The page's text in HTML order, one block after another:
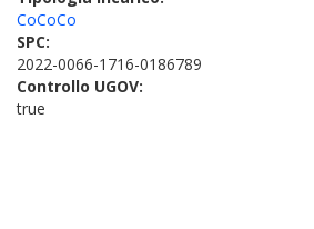
CoCoCo
SPC:
2022-0066-1716-0186789
Controllo UGOV:
true